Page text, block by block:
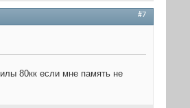
#7
80кк если мне память не